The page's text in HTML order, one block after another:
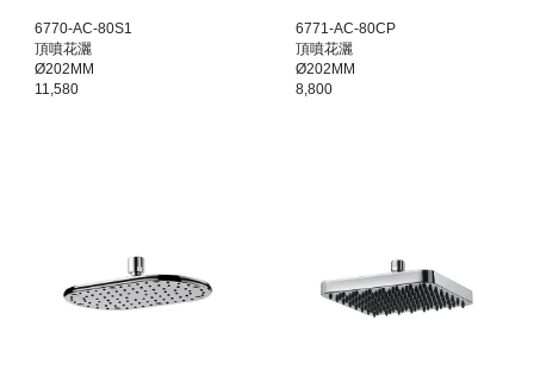
6770-AC-80S1
頂噴花灑
Ø202MM
11,580
6771-AC-80CP
頂噴花灑
Ø202MM
8,800